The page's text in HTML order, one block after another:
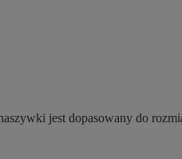
jest dopasowany do